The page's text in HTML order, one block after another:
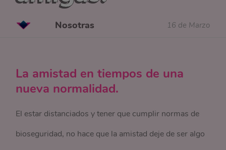
Nosotras 16 de Marzo
La amistad en tiempos de una
nueva normalidad.
El estar distanciados y tener que cumplir normas de
bioseguridad, no hace que la amistad deje de ser algo